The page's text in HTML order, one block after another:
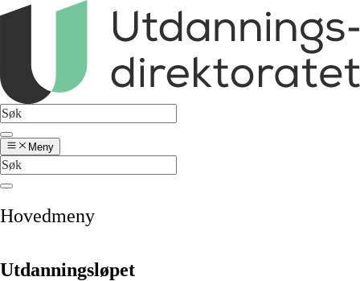
Meny
Hovedmeny
Utdanningsløpet